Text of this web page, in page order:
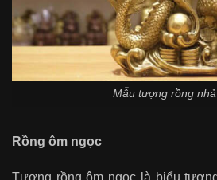
Mẫu tượng rồng
Rồng ôm ngọc
Tượng rồng ôm ngọc là biểu